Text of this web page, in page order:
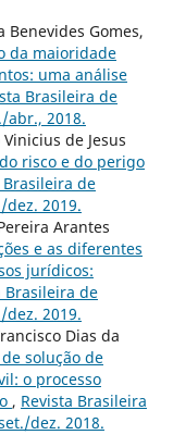
Benevides Gomes,
da maioridade
uma análise
Brasileira de
abr., 2018.
de Jesus
risco e do perigo
Brasileira de
dez. 2019.
Arantes
e as diferentes
jurídicos:
Brasileira de
dez. 2019.
Dias da
solução de
o processo
, Revista Brasileira
dez. 2018.